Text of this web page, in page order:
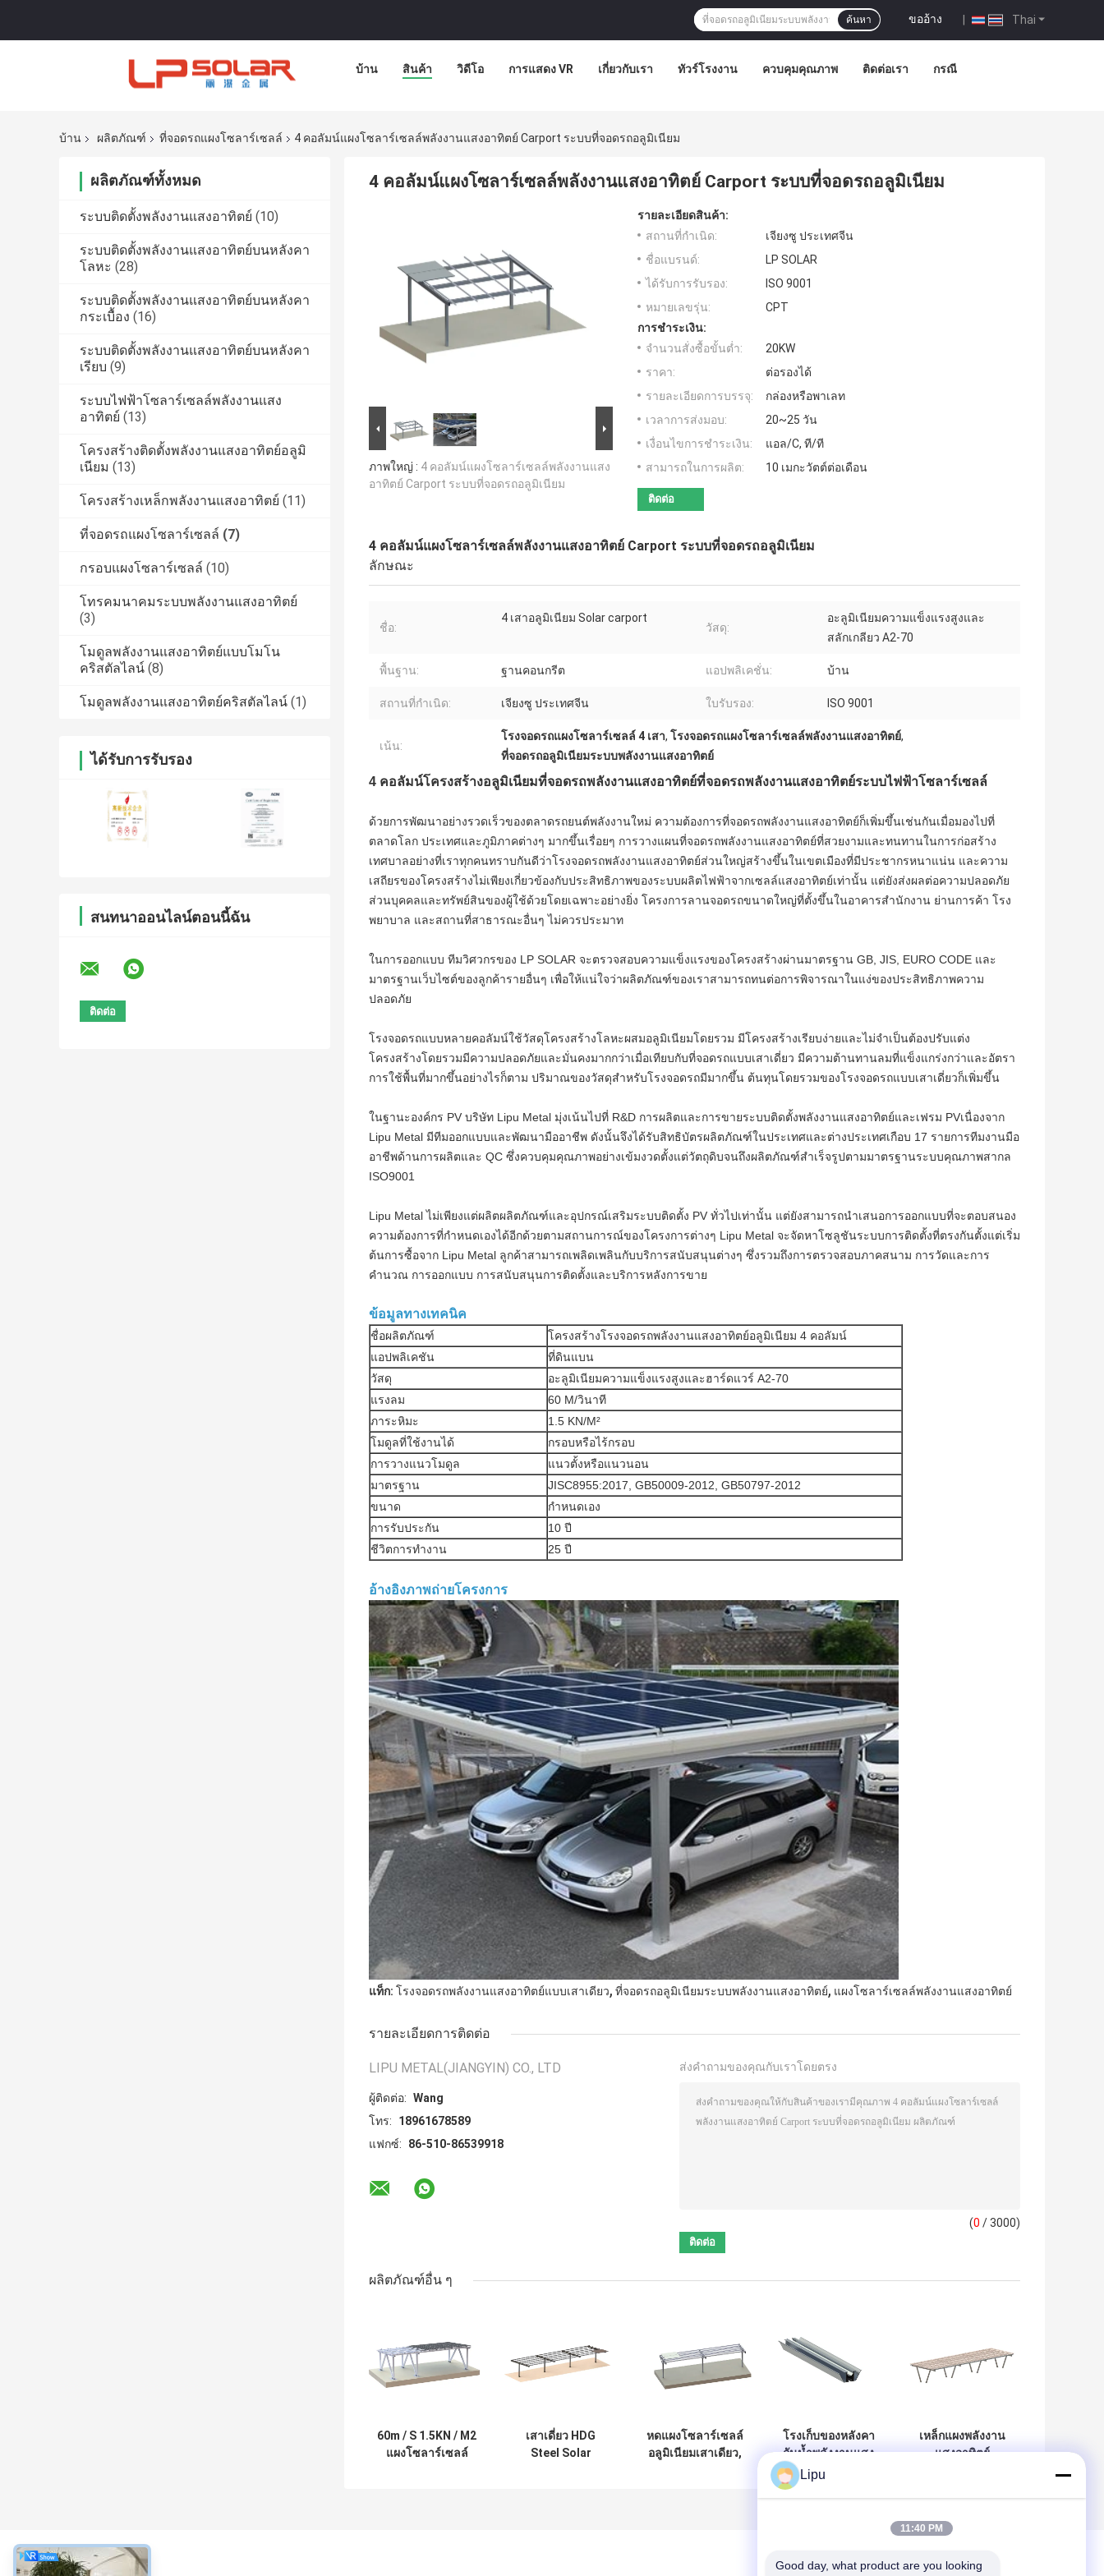
Thai
ขออ้าง |
ค้นหา
บ้าน สินค้า วิดีโอ การแสดง VR เกี่ยวกับเรา ทัวร์โรงงาน ควบคุมคุณภาพ ติดต่อเรา กรณี
บ้าน ผลิตภัณฑ์ ที่จอดรถแผงโซลาร์เซลล์ 4 คอลัมน์แผงโซลาร์เซลล์พลังงานแสงอาทิตย์ Carport ระบบที่จอดรถอลูมิเนียม
ผลิตภัณฑ์ทั้งหมด
ระบบติดตั้งพลังงานแสงอาทิตย์ (10)
ระบบติดตั้งพลังงานแสงอาทิตย์บนหลังคา
โลหะ (28)
ระบบติดตั้งพลังงานแสงอาทิตย์บนหลังคา
กระเบื้อง (16)
ระบบติดตั้งพลังงานแสงอาทิตย์บนหลังคา
เรียบ (9)
ระบบไฟฟ้าโซลาร์เซลล์พลังงานแสง
อาทิตย์ (13)
โครงสร้างติดตั้งพลังงานแสงอาทิตย์อลูมิ
เนียม (13)
โครงสร้างเหล็กพลังงานแสงอาทิตย์ (11)
ที่จอดรถแผงโซลาร์เซลล์ (7)
กรอบแผงโซลาร์เซลล์ (10)
โทรคมนาคมระบบพลังงานแสงอาทิตย์
(3)
โมดูลพลังงานแสงอาทิตย์แบบโมโน
คริสตัลไลน์ (8)
โมดูลพลังงานแสงอาทิตย์คริสตัลไลน์ (1)
ได้รับการรับรอง
สนทนาออนไลน์ตอนนี้ฉัน
4 คอลัมน์แผงโซลาร์เซลล์พลังงานแสงอาทิตย์ Carport ระบบที่จอดรถอลูมิเนียม
ภาพใหญ่ : 4 คอลัมน์แผงโซลาร์เซลล์พลังงานแสง
อาทิตย์ Carport ระบบที่จอดรถอลูมิเนียม
รายละเอียดสินค้า:
สถานที่กำเนิด:
เจียงซู ประเทศจีน
ชื่อแบรนด์:
LP SOLAR
ได้รับการรับรอง:
ISO 9001
หมายเลขรุ่น:
CPT
การชำระเงิน:
จำนวนสั่งซื้อขั้นต่ำ:
20KW
ราคา:
ต่อรองได้
รายละเอียดการบรรจุ:
กล่องหรือพาเลท
เวลาการส่งมอบ:
20~25 วัน
เงื่อนไขการชำระเงิน:
แอล/C, ที/ที
สามารถในการผลิต:
10 เมกะวัตต์ต่อเดือน
ติดต่อ
4 คอลัมน์แผงโซลาร์เซลล์พลังงานแสงอาทิตย์ Carport ระบบที่จอดรถอลูมิเนียม
ลักษณะ
ชื่อ:
4 เสาอลูมิเนียม Solar carport
วัสดุ:
อะลูมิเนียมความแข็งแรงสูงและ
สลักเกลียว A2-70
พื้นฐาน: ฐานคอนกรีต แอปพลิเคชั่น: บ้าน
สถานที่กำเนิด: เจียงซู ประเทศจีน ใบรับรอง: ISO 9001
เน้น:
โรงจอดรถแผงโซลาร์เซลล์ 4 เสา, โรงจอดรถแผงโซลาร์เซลล์พลังงานแสงอาทิตย์,
ที่จอดรถอลูมิเนียมระบบพลังงานแสงอาทิตย์
4 คอลัมน์โครงสร้างอลูมิเนียมที่จอดรถพลังงานแสงอาทิตย์ที่จอดรถพลังงานแสงอาทิตย์ระบบไฟฟ้าโซลาร์เซลล์
ด้วยการพัฒนาอย่างรวดเร็วของตลาดรถยนต์พลังงานใหม่ ความต้องการที่จอดรถพลังงานแสงอาทิตย์ก็เพิ่มขึ้นเช่นกันเมื่อมองไปที่
ตลาดโลก ประเทศและภูมิภาคต่างๆ มากขึ้นเรื่อยๆ การวางแผนที่จอดรถพลังงานแสงอาทิตย์ที่สวยงามและทนทานในการก่อสร้าง
เทศบาลอย่างที่เราทุกคนทราบกันดีว่าโรงจอดรถพลังงานแสงอาทิตย์ส่วนใหญ่สร้างขึ้นในเขตเมืองที่มีประชากรหนาแน่น และความ
เสถียรของโครงสร้างไม่เพียงเกี่ยวข้องกับประสิทธิภาพของระบบผลิตไฟฟ้าจากเซลล์แสงอาทิตย์เท่านั้น แต่ยังส่งผลต่อความปลอดภัย
ส่วนบุคคลและทรัพย์สินของผู้ใช้ด้วยโดยเฉพาะอย่างยิ่ง โครงการลานจอดรถขนาดใหญ่ที่ตั้งขึ้นในอาคารสำนักงาน ย่านการค้า โรง
พยาบาล และสถานที่สาธารณะอื่นๆ ไม่ควรประมาท
ในการออกแบบ ทีมวิศวกรของ LP SOLAR จะตรวจสอบความแข็งแรงของโครงสร้างผ่านมาตรฐาน GB, JIS, EURO CODE และ
มาตรฐานเว็บไซต์ของลูกค้ารายอื่นๆ เพื่อให้แน่ใจว่าผลิตภัณฑ์ของเราสามารถทนต่อการพิจารณาในแง่ของประสิทธิภาพความ
ปลอดภัย
โรงจอดรถแบบหลายคอลัมน์ใช้วัสดุโครงสร้างโลหะผสมอลูมิเนียมโดยรวม มีโครงสร้างเรียบง่ายและไม่จำเป็นต้องปรับแต่ง
โครงสร้างโดยรวมมีความปลอดภัยและมั่นคงมากกว่าเมื่อเทียบกับที่จอดรถแบบเสาเดี่ยว มีความต้านทานลมที่แข็งแกร่งกว่าและอัตรา
การใช้พื้นที่มากขึ้นอย่างไรก็ตาม ปริมาณของวัสดุสำหรับโรงจอดรถมีมากขึ้น ต้นทุนโดยรวมของโรงจอดรถแบบเสาเดี่ยวก็เพิ่มขึ้น
ในฐานะองค์กร PV บริษัท Lipu Metal มุ่งเน้นไปที่ R&D การผลิตและการขายระบบติดตั้งพลังงานแสงอาทิตย์และเฟรม PVเนื่องจาก
Lipu Metal มีทีมออกแบบและพัฒนามืออาชีพ ดังนั้นจึงได้รับสิทธิบัตรผลิตภัณฑ์ในประเทศและต่างประเทศเกือบ 17 รายการทีมงานมือ
อาชีพด้านการผลิตและ QC ซึ่งควบคุมคุณภาพอย่างเข้มงวดตั้งแต่วัตถุดิบจนถึงผลิตภัณฑ์สำเร็จรูปตามมาตรฐานระบบคุณภาพสากล
ISO9001
Lipu Metal ไม่เพียงแต่ผลิตผลิตภัณฑ์และอุปกรณ์เสริมระบบติดตั้ง PV ทั่วไปเท่านั้น แต่ยังสามารถนำเสนอการออกแบบที่จะตอบสนอง
ความต้องการที่กำหนดเองได้อีกด้วยตามสถานการณ์ของโครงการต่างๆ Lipu Metal จะจัดหาโซลูชันระบบการติดตั้งที่ตรงกันตั้งแต่เริ่ม
ต้นการซื้อจาก Lipu Metal ลูกค้าสามารถเพลิดเพลินกับบริการสนับสนุนต่างๆ ซึ่งรวมถึงการตรวจสอบภาคสนาม การวัดและการ
คำนวณ การออกแบบ การสนับสนุนการติดตั้งและบริการหลังการขาย
ข้อมูลทางเทคนิค
ชื่อผลิตภัณฑ์
โครงสร้างโรงจอดรถพลังงานแสงอาทิตย์อลูมิเนียม 4 คอลัมน์
แอปพลิเคชัน
ที่ดินแบน
วัสดุ
อะลูมิเนียมความแข็งแรงสูงและฮาร์ดแวร์ A2-70
แรงลม
60 M/วินาที
ภาระหิมะ
1.5 KN/M²
โมดูลที่ใช้งานได้
กรอบหรือไร้กรอบ
การวางแนวโมดูล
แนวตั้งหรือแนวนอน
มาตรฐาน
JISC8955:2017, GB50009-2012, GB50797-2012
ขนาด
กำหนดเอง
การรับประกัน
10 ปี
ชีวิตการทำงาน
25 ปี
อ้างอิงภาพถ่ายโครงการ
แท็ก: โรงจอดรถพลังงานแสงอาทิตย์แบบเสาเดียว, ที่จอดรถอลูมิเนียมระบบพลังงานแสงอาทิตย์, แผงโซลาร์เซลล์พลังงานแสงอาทิตย์
รายละเอียดการติดต่อ
LIPU METAL(JIANGYIN) CO., LTD
ผู้ติดต่อ: Wang
โทร:
18961678589
แฟกซ์:
86-510-86539918
ส่งคำถามของคุณกับเราโดยตรง
(0 / 3000)
ผลิตภัณฑ์อื่น ๆ
60m / S 1.5KN / M2
แผงโซลาร์เซลล์
เสาเดี่ยว HDG
Steel Solar
หดแผงโซลาร์เซลล์
อลูมิเนียมเสาเดียว,
โรงเก็บของหลังคา
กันน้ำพลังงานแสง
อาทิตย์ Carport
กรอบแผงหลังคา
เหล็กแผงพลังงาน
แสงอาทิตย์
Lipu
11:40 PM
Good day, what product are you looking